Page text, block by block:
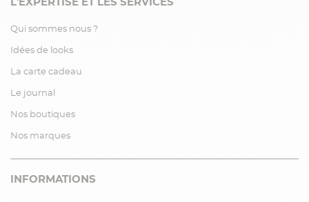
L'EXPERTISE ET LES SERVICES
Qui sommes nous ?
Idées de looks
La carte cadeau
Le journal
Nos boutiques
Nos marques
INFORMATIONS